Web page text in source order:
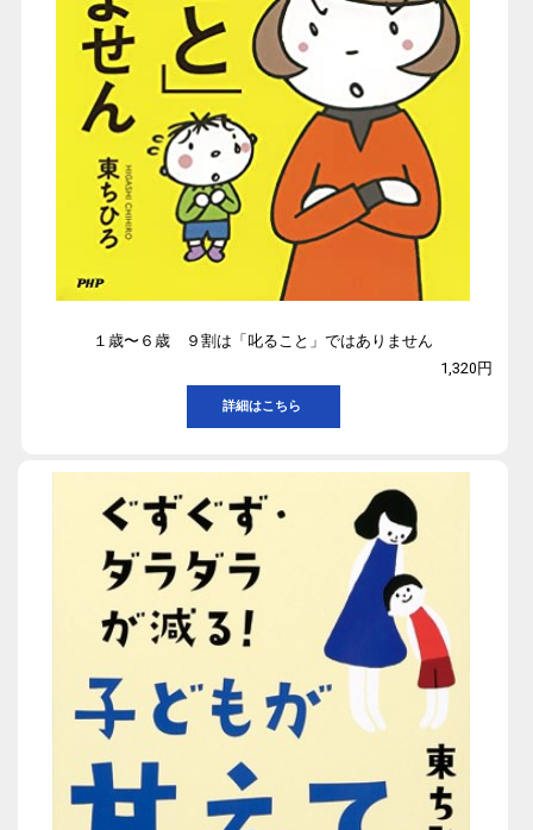
１歳〜６歳 ９割は「叱ること」ではありません
1,320円
詳細はこちら